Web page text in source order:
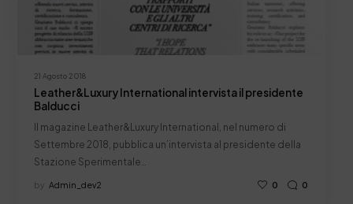
21 Agosto 2018
Leather&Luxury International intervista il presidente
Balducci
Il magazine Leather&Luxury International, nel numero di
Settembre 2018, pubblica un’intervista al presidente della
Stazione Sperimentale…
by Admin_dev2 0 0